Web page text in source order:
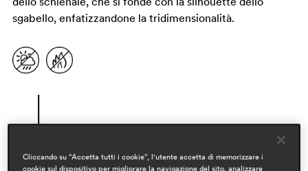
sgabello, enfatizzandone la tridimensionalità.
Cliccando su “Accetta tutti i cookie”, l'utente accetta di memorizzare i
cookie sul dispositivo per migliorare la navigazione del sito, analizzare